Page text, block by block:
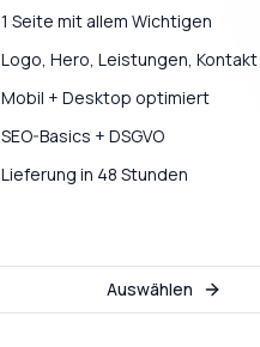
1 Seite mit allem Wichtigen
Logo, Hero, Leistungen, Kontakt
Mobil + Desktop optimiert
SEO-Basics + DSGVO
Lieferung in 48 Stunden
Auswählen